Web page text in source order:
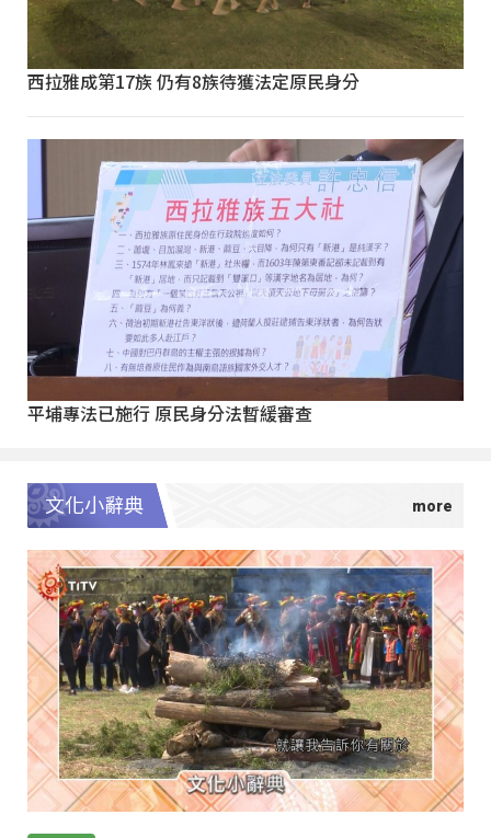
西拉雅成第17族 仍有8族待獲法定原民身分
平埔專法已施行 原民身分法暫緩審查
文化小辭典